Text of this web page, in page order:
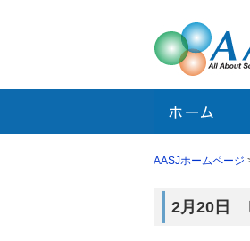
AASJホームページ
2月20日